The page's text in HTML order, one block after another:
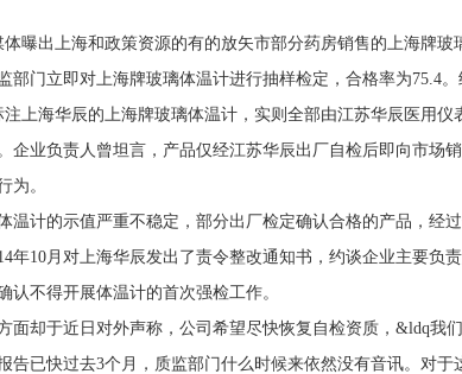
曝出上海和政策资源的有的放矢市部分药房销售的上海牌玻
部门立即对上海牌玻璃体温计进行抽样检定，合格率为75.4
上海华辰的上海牌玻璃体温计，实则全部由江苏华辰医用仪
企业负责人曾坦言，产品仅经江苏华辰出厂自检后即向市场
为。
温计的示值严重不稳定，部分出厂检定确认合格的产品，经
年10月对上海华辰发出了责令整改通知书，约谈企业主要负
不得开展体温计的首次强检工作。
面却于近日对外声称，公司希望尽快恢复自检资质，&ldq我
告已快过去3个月，质监部门什么时候来依然没有音讯。对于